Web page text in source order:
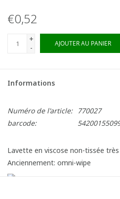
€0,52
+
-
AJOUTER AU PANIER
Informations
Numéro de l'article:
770027
barcode:
Lavette en viscose non-tissée
Anciennement: omni-wipe